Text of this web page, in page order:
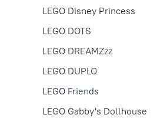
LEGO Disney Princess
LEGO DOTS
LEGO DREAMZzz
LEGO DUPLO
LEGO Friends
LEGO Gabby's Dollhouse